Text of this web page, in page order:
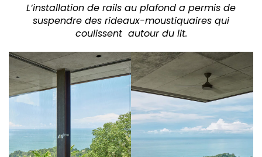
L’installation de rails au plafond a permis de
suspendre des rideaux-moustiquaires qui
coulissent autour du lit.